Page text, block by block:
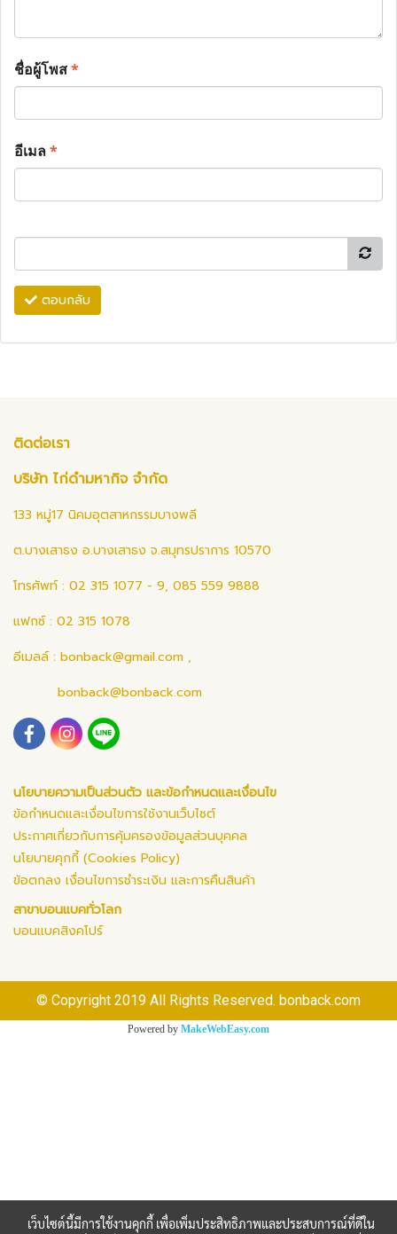
ชื่อผู้โพส*
อีเมล*
ตอบกลับ
ติดต่อเรา
บริษัท ไก่ดำมหากิจ จำกัด
133 หมู่17 นิคมอุตสาหกรรมบางพลี
ต.บางเสาธง อ.บางเสาธง จ.สมุทรปราการ 10570
โทรศัพท์ : 02 315 1077 - 9, 085 559 9888
แฟกซ์ : 02 315 1078
อีเมลล์ : bonback@gmail.com ,
bonback@bonback.com
นโยบายความเป็นส่วนตัว และข้อกำหนดและเงื่อนไข
ข้อกำหนดและเงื่อนไขการใช้งานเว็บไซต์
ประกาศเกี่ยวกับการคุ้มครองข้อมูลส่วนบุคคล
นโยบายคุกกี้ (Cookies Policy)
ข้อตกลง เงื่อนไขการชำระเงิน และการคืนสินค้า
สาขาบอนแบคทั่วโลก
บอนแบคสิงคโปร์
© Copyright 2019 All Rights Reserved. bonback.com
Powered by MakeWebEasy.com
เว็บไซต์นี้มีการใช้งานคุกกี้ เพื่อเพิ่มประสิทธิภาพและประสบการณ์ที่ดีใน